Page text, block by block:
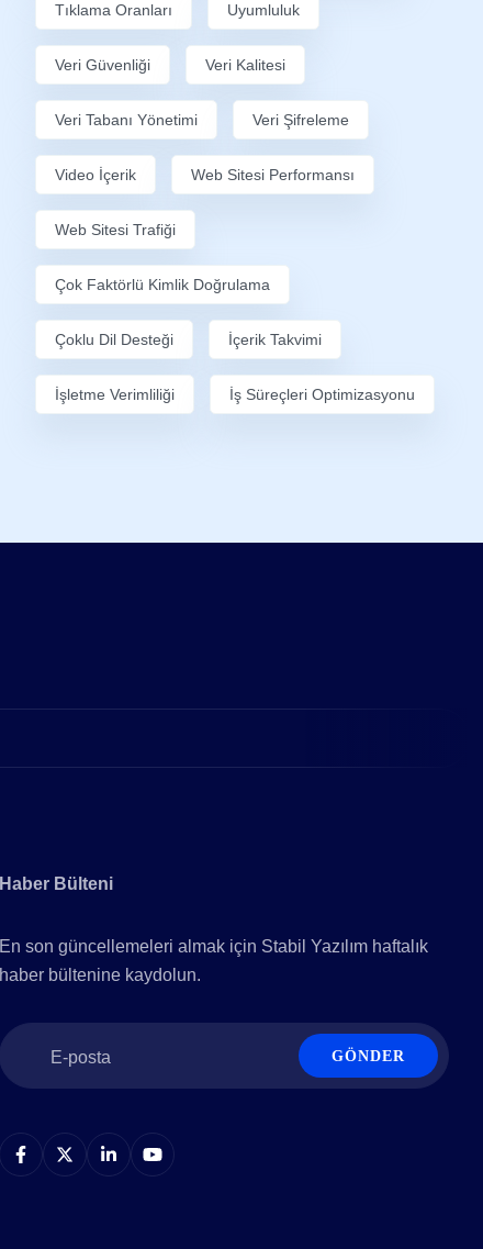
Tıklama Oranları Uyumluluk
Veri Güvenliği Veri Kalitesi
Veri Tabanı Yönetimi Veri Şifreleme
Video İçerik Web Sitesi Performansı
Web Sitesi Trafiği
Çok Faktörlü Kimlik Doğrulama
Çoklu Dil Desteği İçerik Takvimi
İşletme Verimliliği İş Süreçleri Optimizasyonu
Haber Bülteni
En son güncellemeleri almak için Stabil Yazılım haftalık
haber bültenine kaydolun.
GÖNDER